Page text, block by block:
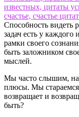
Способность видеть
задач есть у каждого
рамки своего
быть заложником
мыслей.
Мы часто слышим,
плюсы. Мы
возвращает и
быть?